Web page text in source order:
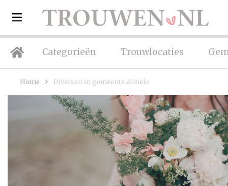
Categorieën Trouwlocaties
Home Diversen in gemeente Almelo